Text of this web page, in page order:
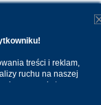
treści i reklam,
ruchu na naszej
z naszej strony
możemy